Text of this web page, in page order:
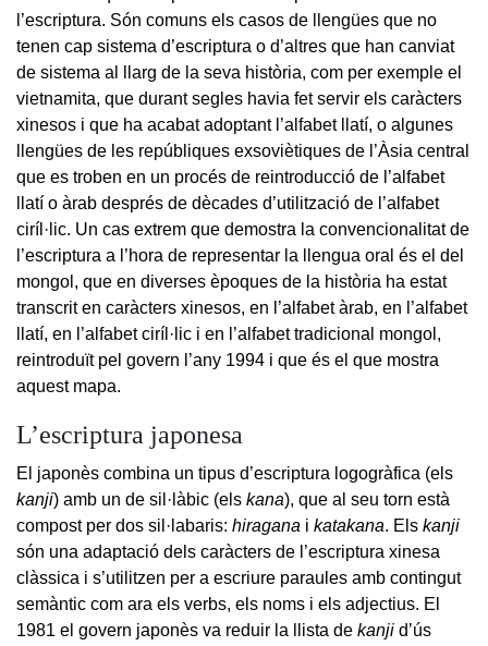
l’escriptura. Són comuns els casos de llengües que no
tenen cap sistema d’escriptura o d’altres que han canviat
de sistema al llarg de la seva història, com per exemple el
vietnamita, que durant segles havia fet servir els caràcters
xinesos i que ha acabat adoptant l’alfabet llatí, o algunes
llengües de les repúbliques exsoviètiques de l’Àsia central
que es troben en un procés de reintroducció de l’alfabet
llatí o àrab després de dècades d’utilització de l’alfabet
ciríl·lic. Un cas extrem que demostra la convencionalitat de
l’escriptura a l’hora de representar la llengua oral és el del
mongol, que en diverses èpoques de la història ha estat
transcrit en caràcters xinesos, en l’alfabet àrab, en l’alfabet
llatí, en l’alfabet ciríl·lic i en l’alfabet tradicional mongol,
reintroduït pel govern l’any 1994 i que és el que mostra
aquest mapa.
L’escriptura japonesa
El japonès combina un tipus d’escriptura logogràfica (els
kanji) amb un de sil·làbic (els kana), que al seu torn està
compost per dos sil·labaris: hiragana i katakana. Els kanji
són una adaptació dels caràcters de l’escriptura xinesa
clàssica i s’utilitzen per a escriure paraules amb contingut
semàntic com ara els verbs, els noms i els adjectius. El
1981 el govern japonès va reduir la llista de kanji d’ús